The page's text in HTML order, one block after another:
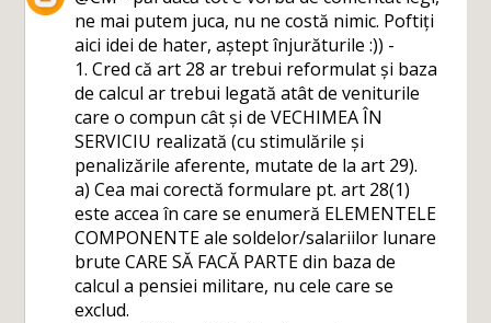
ne mai putem juca, nu ne costă nimic. Poftiți
aici idei de hater, aștept înjurăturile :)) -
1. Cred că art 28 ar trebui reformulat și baza
de calcul ar trebui legată atât de veniturile
care o compun cât și de VECHIMEA ÎN
SERVICIU realizată (cu stimulările și
penalizările aferente, mutate de la art 29).
a) Cea mai corectă formulare pt. art 28(1)
este accea în care se enumeră ELEMENTELE
COMPONENTE ale soldelor/salariilor lunare
brute CARE SĂ FACĂ PARTE din baza de
calcul a pensiei militare, nu cele care se
exclud.